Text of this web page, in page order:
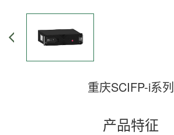
重庆SCIFP-i系列
产品特征